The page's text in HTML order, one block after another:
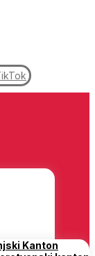
Kanton